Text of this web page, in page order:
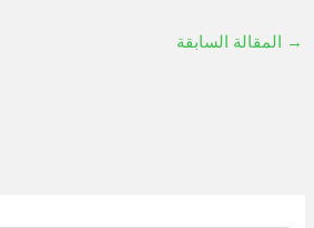
→ المقالة السابقة